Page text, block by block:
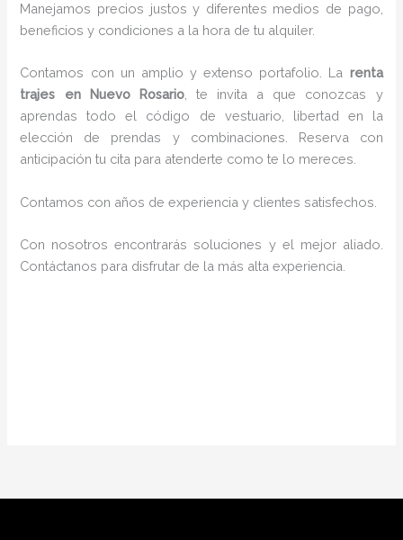
Manejamos precios justos y diferentes medios de pago,
beneficios y condiciones a la hora de tu alquiler.
Contamos con un amplio y extenso portafolio. La renta
trajes en Nuevo Rosario, te invita a que conozcas y
aprendas todo el código de vestuario, libertad en la
elección de prendas y combinaciones. Reserva con
anticipación tu cita para atenderte como te lo mereces.
Contamos con años de experiencia y clientes satisfechos.
Con nosotros encontrarás soluciones y el mejor aliado.
Contáctanos para disfrutar de la más alta experiencia.